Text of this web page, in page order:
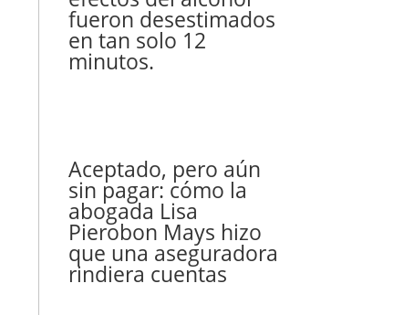
fueron desestimados
en tan solo 12
minutos.
Aceptado, pero aún
sin pagar: cómo la
abogada Lisa
Pierobon Mays hizo
que una aseguradora
rindiera cuentas